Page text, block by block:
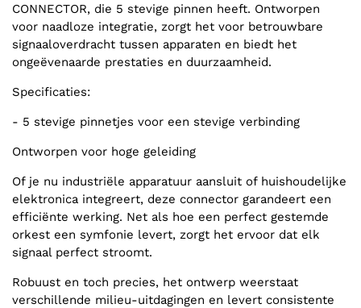
CONNECTOR, die 5 stevige pinnen heeft. Ontworpen
voor naadloze integratie, zorgt het voor betrouwbare
signaaloverdracht tussen apparaten en biedt het
ongeëvenaarde prestaties en duurzaamheid.
Specificaties:
- 5 stevige pinnetjes voor een stevige verbinding
Ontworpen voor hoge geleiding
Of je nu industriële apparatuur aansluit of huishoudelijke
elektronica integreert, deze connector garandeert een
efficiënte werking. Net als hoe een perfect gestemde
orkest een symfonie levert, zorgt het ervoor dat elk
signaal perfect stroomt.
Robuust en toch precies, het ontwerp weerstaat
verschillende milieu-uitdagingen en levert consistente